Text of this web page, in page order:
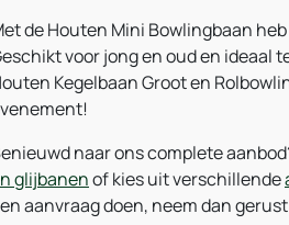
de Houten Mini Bowlingbaan
voor jong en oud en ideaal
Kegelbaan Groot en
naar ons complete
glijbanenof kies uit verschillende
aanvraag doen, neem dan gerust